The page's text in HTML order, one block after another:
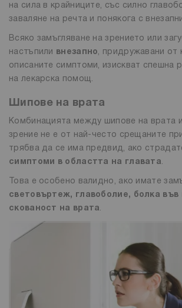
на сила в крайниците, със силно
заваляне на речта и понякога с
Всяко замъгляване на зрението или
настъпили
внезапно, придружавани от
описаните симптоми, изискват спешна
на лекарска помощ.
Шипове на врата
Комбинацията между шипове на врата
зрение не е от най-често срещаните
трябва да се има предвид, ако
симптоми в областта на главата.
Това е особено валидно, ако имате
световъртеж, главоболие, болка във
скованост на врата.